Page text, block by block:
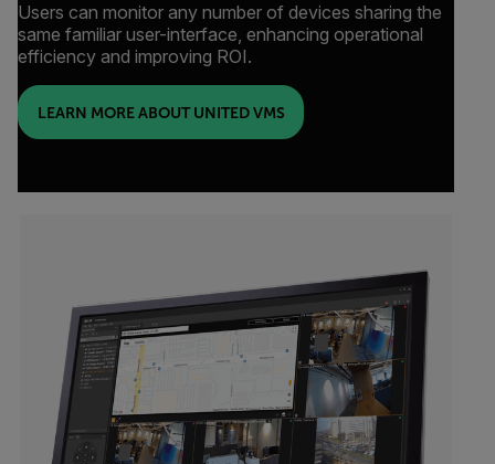
Users can monitor any number of devices sharing the
same familiar user-interface, enhancing operational
efficiency and improving ROI.
LEARN MORE ABOUT UNITED VMS